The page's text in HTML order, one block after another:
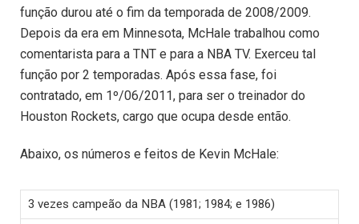
função durou até o fim da temporada de 2008/2009.
Depois da era em Minnesota, McHale trabalhou como
comentarista para a TNT e para a NBA TV. Exerceu tal
função por 2 temporadas. Após essa fase, foi
contratado, em 1º/06/2011, para ser o treinador do
Houston Rockets, cargo que ocupa desde então.
Abaixo, os números e feitos de Kevin McHale:
3 vezes campeão da NBA (1981; 1984; e 1986)